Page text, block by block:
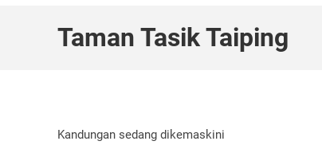
Taman Tasik Taiping
Kandungan sedang dikemaskini